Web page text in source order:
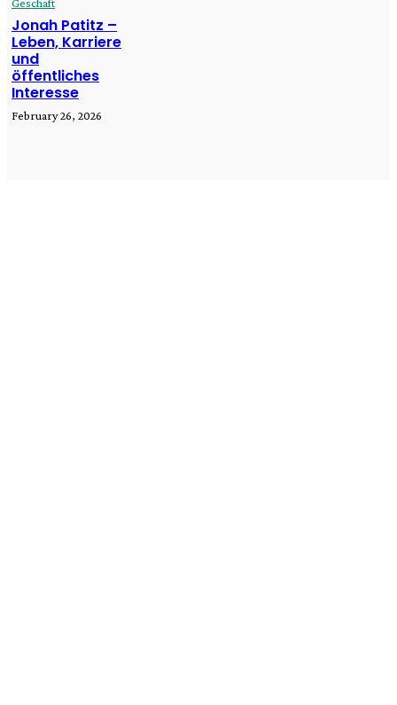
Jonah Patitz –
Leben, Karriere
und
öffentliches
Interesse
February 26, 2026